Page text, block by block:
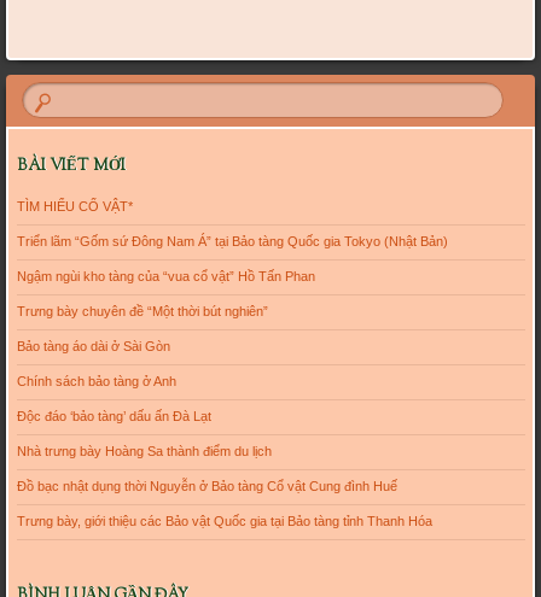
BÀI VIẾT MỚI
TÌM HIỂU CỔ VẬT*
Triển lãm “Gốm sứ Đông Nam Á” tại Bảo tàng Quốc gia Tokyo (Nhật Bản)
Ngậm ngùi kho tàng của “vua cổ vật” Hồ Tấn Phan
Trưng bày chuyên đề “Một thời bút nghiên”
Bảo tàng áo dài ở Sài Gòn
Chính sách bảo tàng ở Anh
Độc đáo ‘bảo tàng’ dấu ấn Đà Lạt
Nhà trưng bày Hoàng Sa thành điểm du lịch
Đồ bạc nhật dụng thời Nguyễn ở Bảo tàng Cổ vật Cung đình Huế
Trưng bày, giới thiệu các Bảo vật Quốc gia tại Bảo tàng tỉnh Thanh Hóa